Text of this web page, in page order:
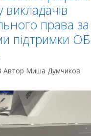
викладачів
права
підтримки
Автор Миша Думчиков